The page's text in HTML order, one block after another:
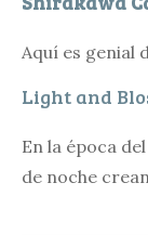
Aquí es genial
Light and
En la época
de noche